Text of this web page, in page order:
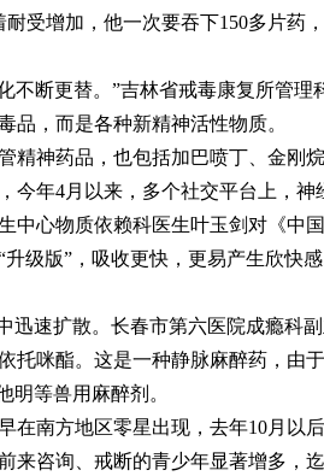
受增加，他一次要吞下150多片药
不断更替。”吉林省戒毒康复所管理
品，而是各种新精神活性物质。
精神药品，也包括加巴喷丁、金刚
今年4月以来，多个社交平台上，神
中心物质依赖科医生叶玉剑对《中
级版”，吸收更快，更易产生欣快
迅速扩散。长春市第六医院成瘾科
托咪酯。这是一种静脉麻醉药，由
明等兽用麻醉剂。
在南方地区零星出现，去年10月以
来咨询、戒断的青少年显著增多，